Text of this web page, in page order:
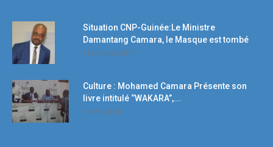
Situation CNP-Guinée:Le Ministre
Damantang Camara, le Masque est tombé
11 octobre 2017
Culture : Mohamed Camara Présente son
livre intitulé ‘’WAKARA’’,...
5 mars 2018